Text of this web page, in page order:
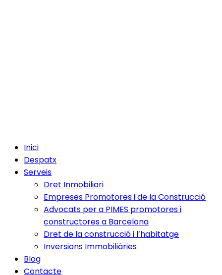
Inici
Despatx
Serveis
Dret Inmobiliari
Empreses Promotores i de la Construcció
Advocats per a PIMES promotores i
constructores a Barcelona
Dret de la construcció i l’habitatge
Inversions Immobiliàries
Blog
Contacte